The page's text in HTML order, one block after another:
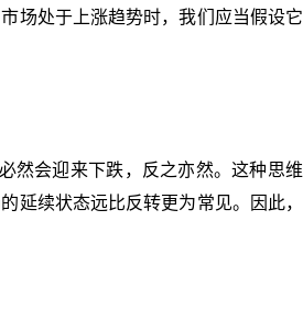
场处于上涨趋势时，我们应当假设它
会迎来下跌，反之亦然。这种思维
延续状态远比反转更为常见。因此，